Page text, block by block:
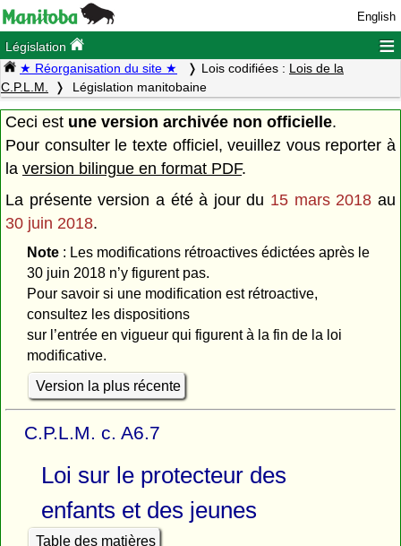
English
Législation ≡
★ Réorganisation du site ★ Lois codifiées : Lois de la
C.P.L.M.
Législation manitobaine
Ceci est une version archivée non officielle.
Pour consulter le texte officiel, veuillez vous reporter à
la version bilingue en format PDF.
La présente version a été à jour du 15 mars 2018 au
30 juin 2018.
Note: Les modifications rétroactives édictées après le
30 juin 2018 n’y figurent pas.
Pour savoir si une modification est rétroactive,
consultez les dispositions
sur l’entrée en vigueur qui figurent à la fin de la loi
modificative.
Version la plus récente
C.P.L.M. c. A6.7
Loi sur le protecteur des
enfants et des jeunes
Table des matières